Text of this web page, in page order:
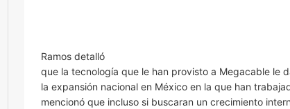
Ramos detalló
que la tecnología que le han provisto a Megacable le
la expansión nacional en México en la que han
mencionó que incluso si buscaran un crecimiento